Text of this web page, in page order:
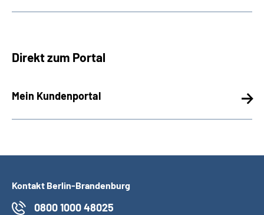
Direkt zum Portal
Mein Kundenportal
Kontakt Berlin-Brandenburg
0800 1000 48025